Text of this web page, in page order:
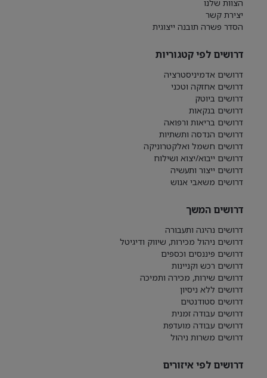
הצוות שלנו
יצירת קשר
הסדר פשרה תובנה ייצוגית
דרושים לפי קטגוריות
דרושים אדמיניסטרציה
דרושים אחזקה וטכני
דרושים ביוטק
דרושים בנקאות
דרושים בריאות ורפואה
דרושים הנדסה ותשתיות
דרושים חשמל ואלקטרוניקה
דרושים ייבוא/יצוא ושילוח
דרושים ייצור ותעשיה
דרושים משאבי אנוש
דרושים המשך
דרושים נהיגה ותעבורה
דרושים ניהול מכירות, שיווק ודיגיטל
דרושים פיננסים וכספים
דרושים רכש וקניינות
דרושים שירות, מכירה ותמיכה
דרושים ללא ניסיון
דרושים סטודנטים
דרושים עבודה זמנית
דרושים עבודה מועדפת
דרושים משרות ניהול
דרושים לפי איזורים